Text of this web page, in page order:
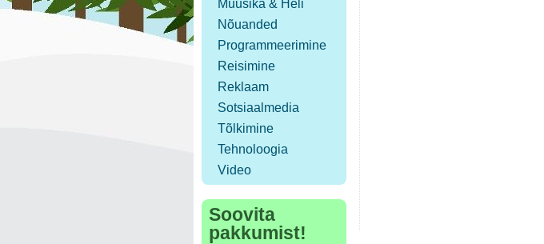
Muusika & Heli
Nõuanded
Programmeerimine
Reisimine
Reklaam
Sotsiaalmedia
Tõlkimine
Tehnoloogia
Video
Soovita
pakkumist!